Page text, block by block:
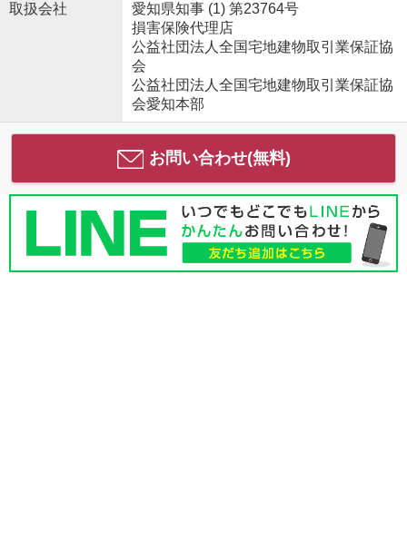
取扱会社
愛知県知事 (1) 第23764号
損害保険代理店
公益社団法人全国宅地建物取引業保証協
会
公益社団法人全国宅地建物取引業保証協
会愛知本部
お問い合わせ(無料)